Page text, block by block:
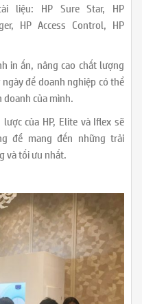
liệu: HP Sure Star, HP
HP Access Control, HP
in ấn, nâng cao chất lượng
để doanh nghiệp có thể
của mình.
của HP, Elite và Iflex sẽ
để mang đến những trải
và tối ưu nhất.